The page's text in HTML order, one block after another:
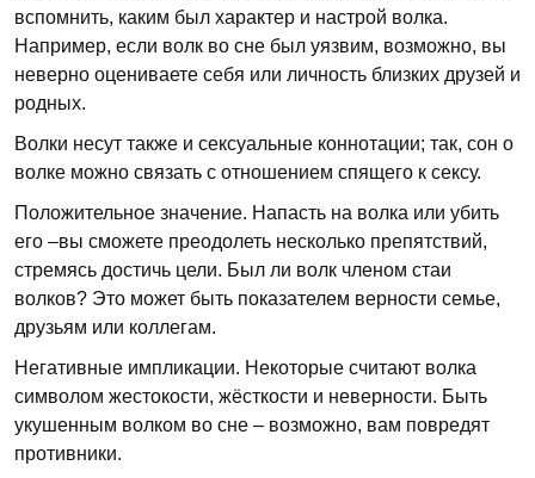
вспомнить, каким был характер и настрой волка.
Например, если волк во сне был уязвим, возможно, вы
неверно оцениваете себя или личность близких друзей и
родных.
Волки несут также и сексуальные коннотации; так, сон о
волке можно связать с отношением спящего к сексу.
Положительное значение. Напасть на волка или убить
его –вы сможете преодолеть несколько препятствий,
стремясь достичь цели. Был ли волк членом стаи
волков? Это может быть показателем верности семье,
друзьям или коллегам.
Негативные импликации. Некоторые считают волка
символом жестокости, жёсткости и неверности. Быть
укушенным волком во сне – возможно, вам повредят
противники.